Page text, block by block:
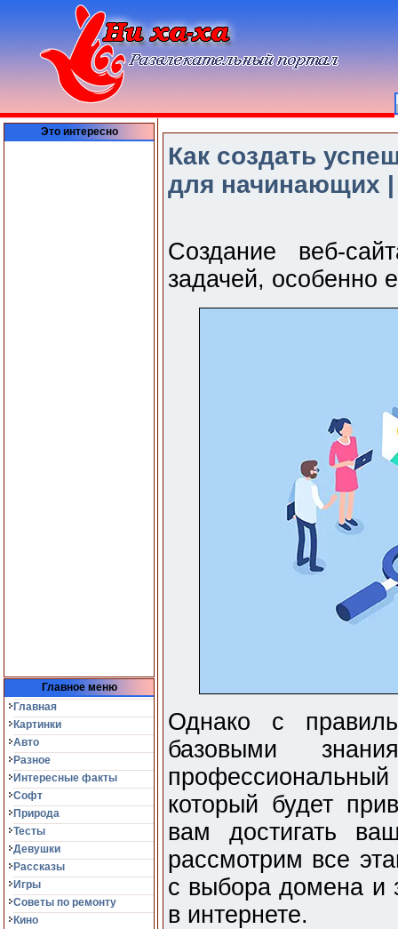
Это интересно
Главное меню
Главная
Картинки
Авто
Разное
Интересные факты
Софт
Природа
Тесты
Девушки
Рассказы
Игры
Советы по ремонту
Кино
Как создать
для начинающих
Создание веб-
задачей, особенно
Однако с
базовыми
который будет
вам достигать
рассмотрим все
с выбора домена и
в интернете.